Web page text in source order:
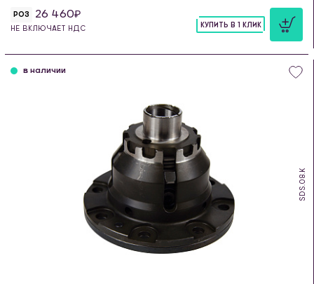
РОЗ 26 460
НЕ ВКЛЮЧАЕТ НДС
КУПИТЬ В 1 КЛИК
SDS.08.K
в наличии